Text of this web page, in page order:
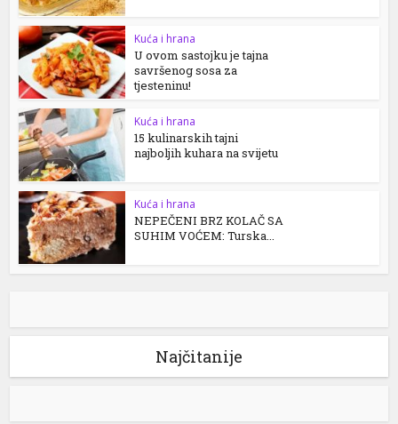
Kuća i hrana
U ovom sastojku je tajna
savršenog sosa za
tjesteninu!
Kuća i hrana
15 kulinarskih tajni
najboljih kuhara na svijetu
Kuća i hrana
NEPEČENI BRZ KOLAČ SA
SUHIM VOĆEM: Turska...
Najčitanije